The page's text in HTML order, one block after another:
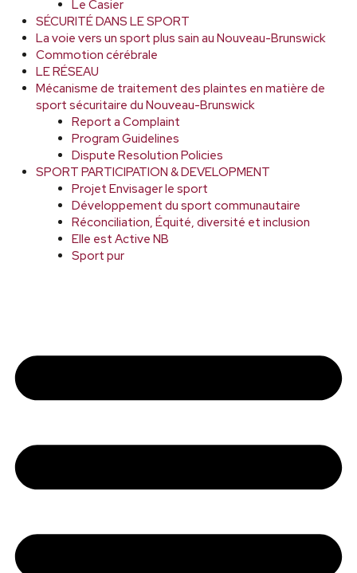
Le Casier
SÉCURITÉ DANS LE SPORT
La voie vers un sport plus sain au Nouveau-Brunswick
Commotion cérébrale
LE RÉSEAU
Mécanisme de traitement des plaintes en matière de
sport sécuritaire du Nouveau-Brunswick
Report a Complaint
Program Guidelines
Dispute Resolution Policies
SPORT PARTICIPATION & DEVELOPMENT
Projet Envisager le sport
Développement du sport communautaire
Réconciliation, Équité, diversité et inclusion
Elle est Active NB
Sport pur